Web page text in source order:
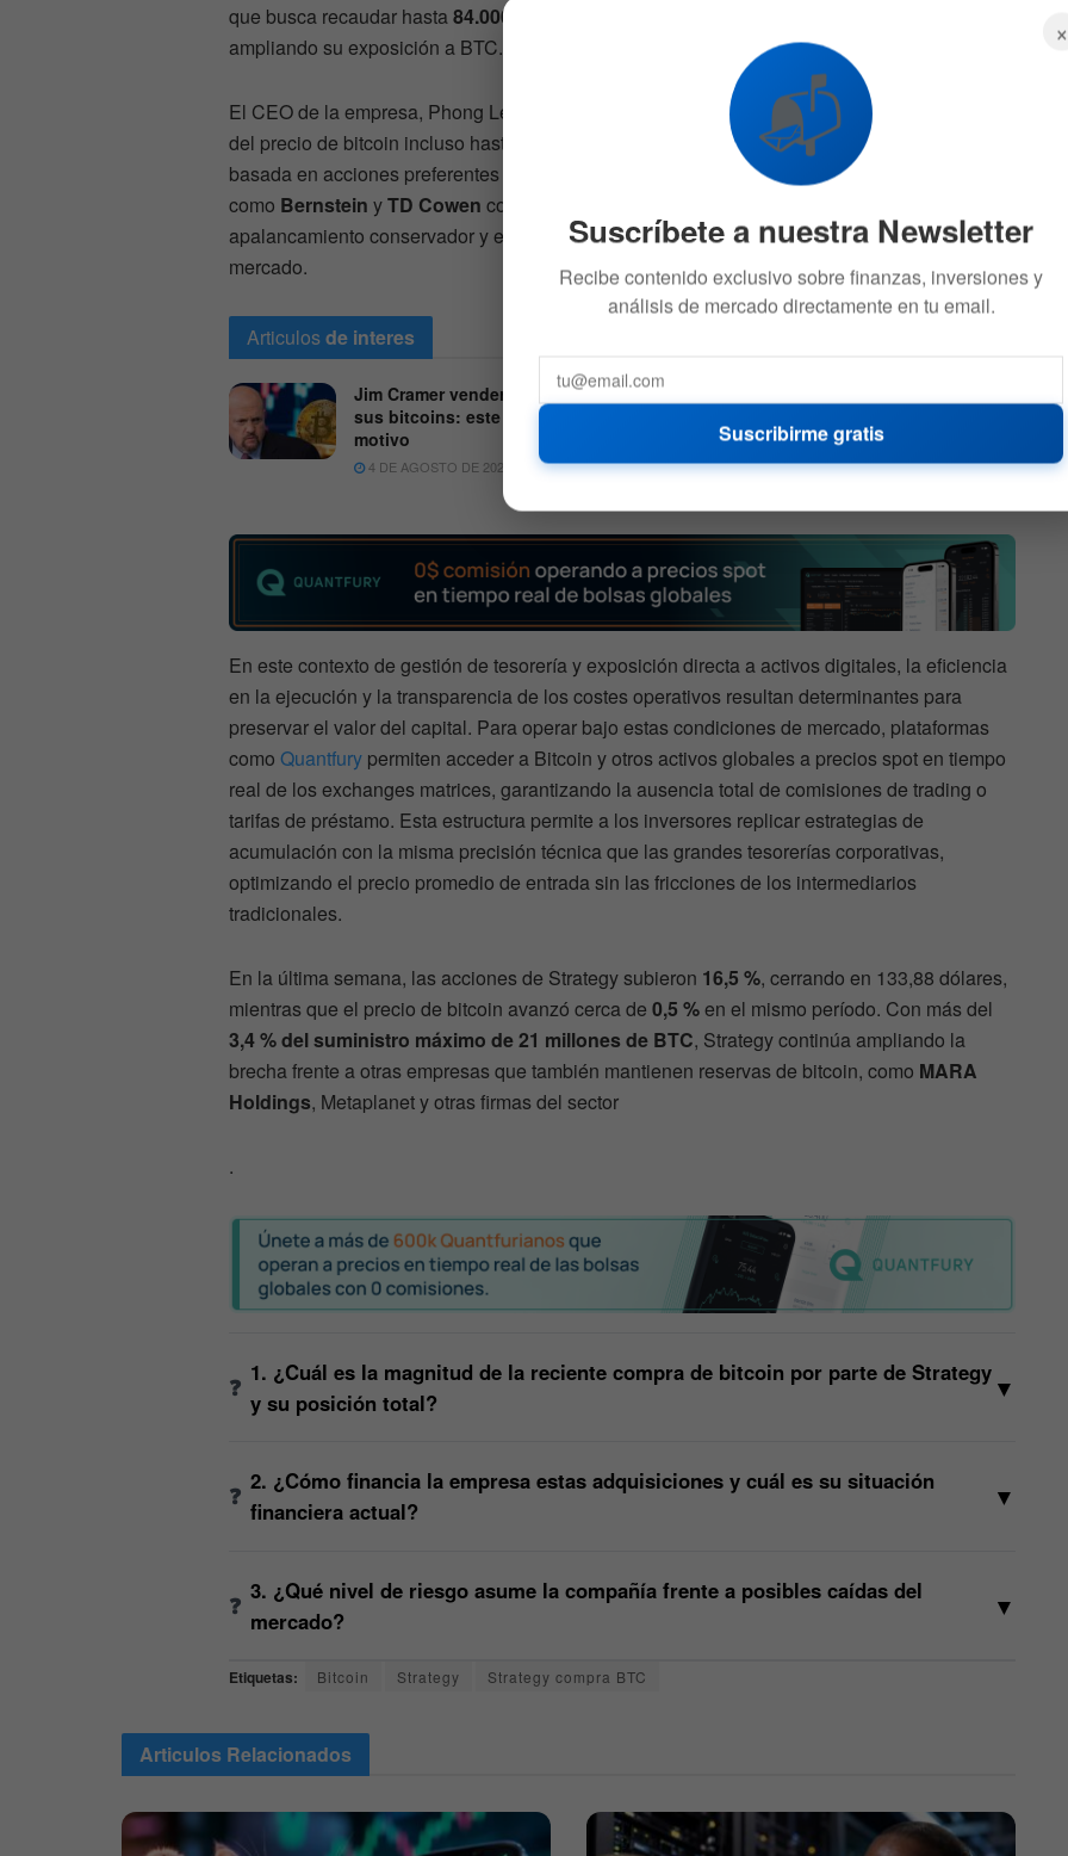
que busca recaudar hasta84.000 millones de dólares antes de 2027
ampliando su exposición a BTC.
El CEO de la empresa, Phong Le, afirmó que el balance de Strategy puede resistir una caída
del precio de bitcoin incluso hasta los
, gracias a su estructura de capital
basada en acciones preferentes de largo plazo y reservas de efectivo. Analistas de firmas
como Bernstein yTD Cowen consideran que la compañía mantiene un nivel de
apalancamiento conservador y estaría bien posicionada ante una eventual recuperación del
mercado.
Articulosde interes
Jim Cramer venderá todos
sus bitcoins: este es el
motivo
4 DE AGOSTO DE 2026 587
que preocupa
3 DE AGOSTO DE 2026 621
En este contexto de gestión de tesorería y exposición directa a activos digitales, la eficiencia
en la ejecución y la transparencia de los costes operativos resultan determinantes para
preservar el valor del capital. Para operar bajo estas condiciones de mercado, plataformas
como Quantfury permiten acceder a Bitcoin y otros activos globales a precios spot en tiempo
real de los exchanges matrices, garantizando la ausencia total de comisiones de trading o
tarifas de préstamo. Esta estructura permite a los inversores replicar estrategias de
acumulación con la misma precisión técnica que las grandes tesorerías corporativas,
optimizando el precio promedio de entrada sin las fricciones de los intermediarios
tradicionales.
En la última semana, las acciones de Strategy subieron 16,5 %, cerrando en 133,88 dólares,
mientras que el precio de bitcoin avanzó cerca de 0,5 %en el mismo período. Con más del
3,4 % del suministro máximo de 21 millones de BTC, Strategy continúa ampliando la
brecha frente a otras empresas que también mantienen reservas de bitcoin, como MARA
Holdings, Metaplanet y otras firmas del sector
.
1. ¿Cuál es la magnitud de la reciente compra de bitcoin por parte de Strategy
y su posición total?
▼
2. ¿Cómo financia la empresa estas adquisiciones y cuál es su situación
financiera actual?
▼
3. ¿Qué nivel de riesgo asume la compañía frente a posibles caídas del
mercado?
▼
Etiquetas: Bitcoin Strategy Strategy compra BTC
Articulos Relacionados
×
📬
Suscríbete a nuestra Newsletter
Recibe contenido exclusivo sobre finanzas, inversiones y
análisis de mercado directamente en tu email.
Suscribirme gratis